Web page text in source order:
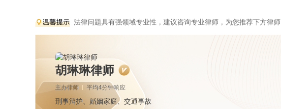
法律问题具有强领域专业性，建议咨询专业律师，为您推荐下方律师
胡琳琳律师
主办律师 平均4分钟响应
刑事辩护、婚姻家庭、交通事故